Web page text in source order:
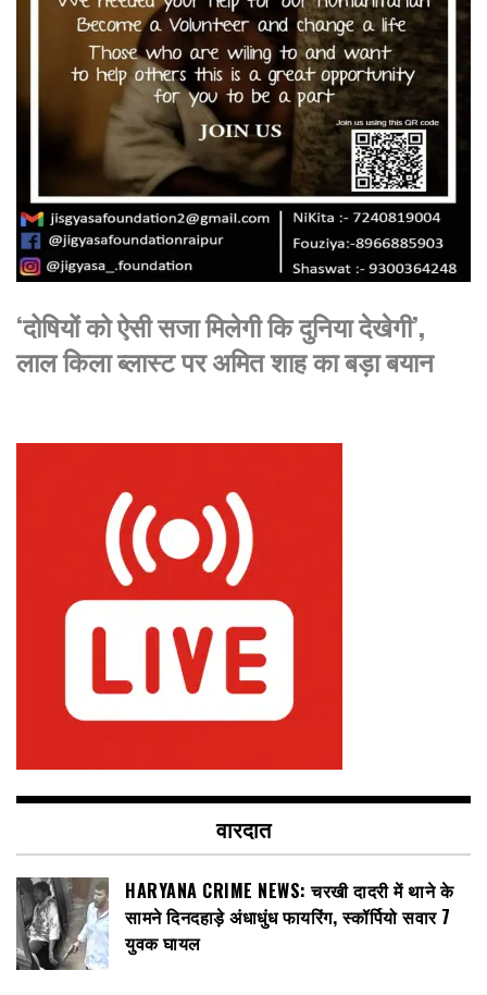
‘दोषियों को ऐसी सजा मिलेगी कि दुनिया देखेगी’,
लाल किला ब्लास्ट पर अमित शाह का बड़ा बयान
वारदात
HARYANA CRIME NEWS: चरखी दादरी में थाने के
सामने दिनदहाड़े अंधाधुंध फायरिंग, स्कॉर्पियो सवार 7
युवक घायल